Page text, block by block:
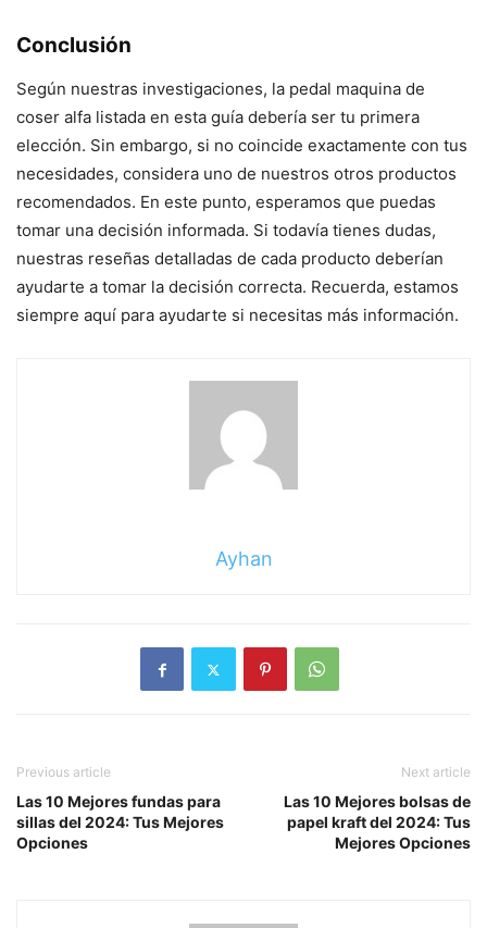
Conclusión
Según nuestras investigaciones, la pedal maquina de
coser alfa listada en esta guía debería ser tu primera
elección. Sin embargo, si no coincide exactamente con tus
necesidades, considera uno de nuestros otros productos
recomendados. En este punto, esperamos que puedas
tomar una decisión informada. Si todavía tienes dudas,
nuestras reseñas detalladas de cada producto deberían
ayudarte a tomar la decisión correcta. Recuerda, estamos
siempre aquí para ayudarte si necesitas más información.
Ayhan
Previous article
Las 10 Mejores fundas para
sillas del 2024: Tus Mejores
Opciones
Next article
Las 10 Mejores bolsas de
papel kraft del 2024: Tus
Mejores Opciones